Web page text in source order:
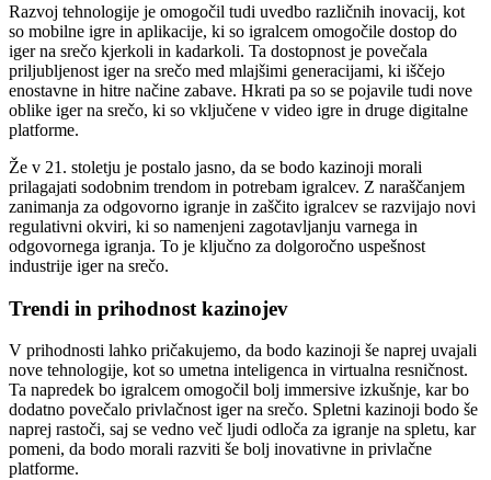
Razvoj tehnologije je omogočil tudi uvedbo različnih inovacij, kot
so mobilne igre in aplikacije, ki so igralcem omogočile dostop do
iger na srečo kjerkoli in kadarkoli. Ta dostopnost je povečala
priljubljenost iger na srečo med mlajšimi generacijami, ki iščejo
enostavne in hitre načine zabave. Hkrati pa so se pojavile tudi nove
oblike iger na srečo, ki so vključene v video igre in druge digitalne
platforme.
Že v 21. stoletju je postalo jasno, da se bodo kazinoji morali
prilagajati sodobnim trendom in potrebam igralcev. Z naraščanjem
zanimanja za odgovorno igranje in zaščito igralcev se razvijajo novi
regulativni okviri, ki so namenjeni zagotavljanju varnega in
odgovornega igranja. To je ključno za dolgoročno uspešnost
industrije iger na srečo.
Trendi in prihodnost kazinojev
V prihodnosti lahko pričakujemo, da bodo kazinoji še naprej uvajali
nove tehnologije, kot so umetna inteligenca in virtualna resničnost.
Ta napredek bo igralcem omogočil bolj immersive izkušnje, kar bo
dodatno povečalo privlačnost iger na srečo. Spletni kazinoji bodo še
naprej rastoči, saj se vedno več ljudi odloča za igranje na spletu, kar
pomeni, da bodo morali razviti še bolj inovativne in privlačne
platforme.